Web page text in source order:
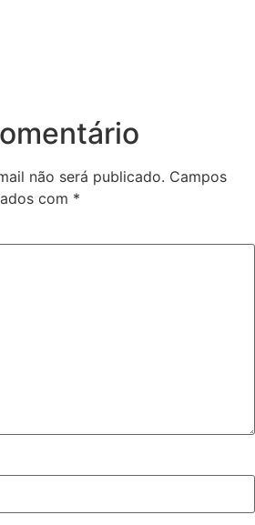
não será publicado. Campos
com *